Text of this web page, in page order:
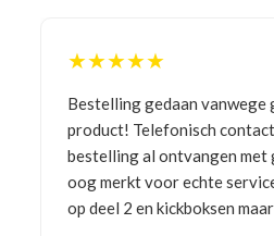
★★★★★
Bestelling gedaan vanwege
product! Telefonisch
bestelling al ontvangen
oog merkt voor echte
op deel 2 en kickboksen